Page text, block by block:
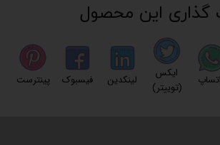
ایکس
(توییتر)
لینکدین فیسبوک پینترست
گذاری این محصول